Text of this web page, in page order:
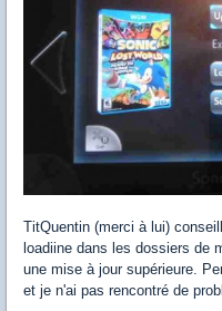
TitQuentin (merci à lui)
loadiine dans les dossiers de
une mise à jour supérieure.
et je n'ai pas rencontré de